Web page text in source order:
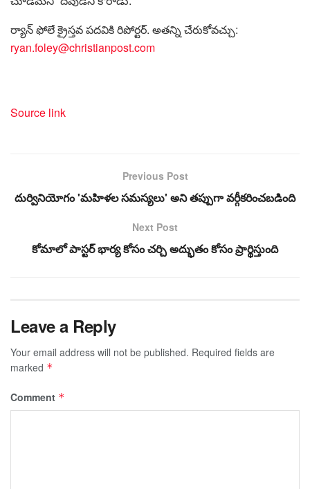
ర్యాన్ ఫోలే క్రైస్తవ పదవికి రిపోర్టర్. అతన్ని చేరుకోవచ్చు:
ryan.foley@christianpost.com
Source link
Previous Post
దుర్వినియోగం 'మహిళల సమస్యలు' అని తప్పుగా వర్గీకరించబడింది
Next Post
కోమాలో పాస్టర్ భార్య కోసం చర్చి అద్భుతం కోసం ప్రార్థిస్తుంది
Leave a Reply
Your email address will not be published. Required fields are
marked *
Comment *